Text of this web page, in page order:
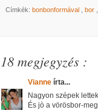
Címkék: bonbonformával bor
18 megjegyzés :
Vianne írta...
Nagyon szépek
És jò a vörösbor-